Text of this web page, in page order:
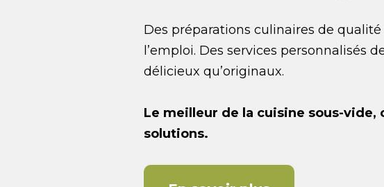
Des préparations culinaires de
l’emploi. Des services personnalisés
délicieux qu’originaux.
Le meilleur de la cuisine sous-vide,
solutions.